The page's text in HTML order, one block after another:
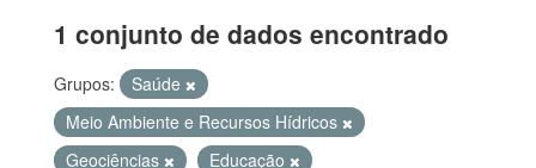
1 conjunto de dados encontrado
Grupos:
Saúde
Meio Ambiente e Recursos Hídricos
Geociências
Educação